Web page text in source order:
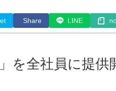
Share LINE
を全社員に提供